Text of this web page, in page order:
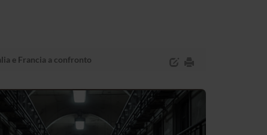
e Francia a confronto